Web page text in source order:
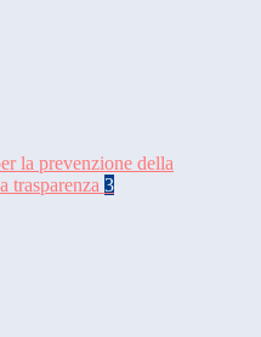
la prevenzione della
trasparenza 3